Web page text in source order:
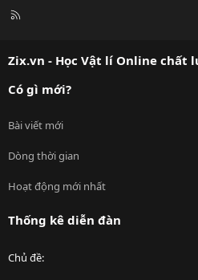
R
Zix.vn - Học Vật lí Online chất
Có gì mới?
Bài viết mới
Dòng thời gian
Hoạt động mới nhất
Thống kê diễn đàn
Chủ đề